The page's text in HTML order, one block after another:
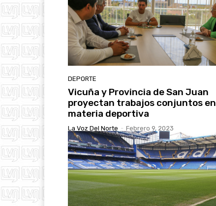
DEPORTE
Vicuña y Provincia de San Juan
proyectan trabajos conjuntos en
materia deportiva
La Voz Del Norte - Febrero 9, 2023